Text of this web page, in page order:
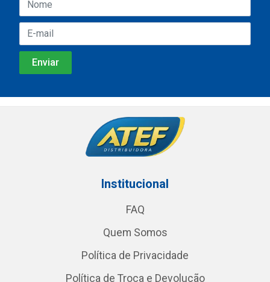
Institucional
FAQ
Quem Somos
Política de Privacidade
Política de Troca e Devolução